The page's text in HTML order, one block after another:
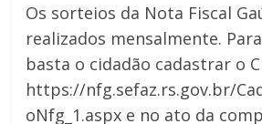
Os sorteios da Nota Fiscal
realizados mensalmente.
basta o cidadão cadastrar o
https://nfg.sefaz.rs.gov.br/
oNfg_1.aspx e no ato da